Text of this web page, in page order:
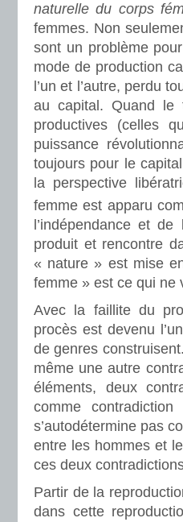
naturelle du corps
femmes. Non
sont un problème
mode de production
l’un et l’autre, perdu
au capital. Quand le
productives (celles
puissance
toujours pour le
la perspective
femme est apparu
l’indépendance et
produit et rencontre
« nature » est mise
femme » est ce qui ne
Avec la faillite du
procès est devenu
de genres
même une autre
éléments, deux
comme
s’autodétermine pas
entre les hommes et
ces deux
Partir de la
dans cette